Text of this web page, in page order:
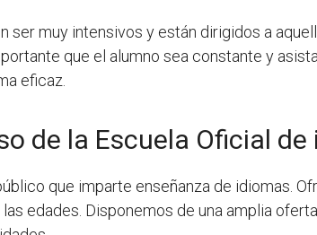
ser muy intensivos y están dirigidos a
que el alumno sea constante y
eficaz.
de la Escuela Oficial de
que imparte enseñanza de idiomas.
edades. Disponemos de una amplia